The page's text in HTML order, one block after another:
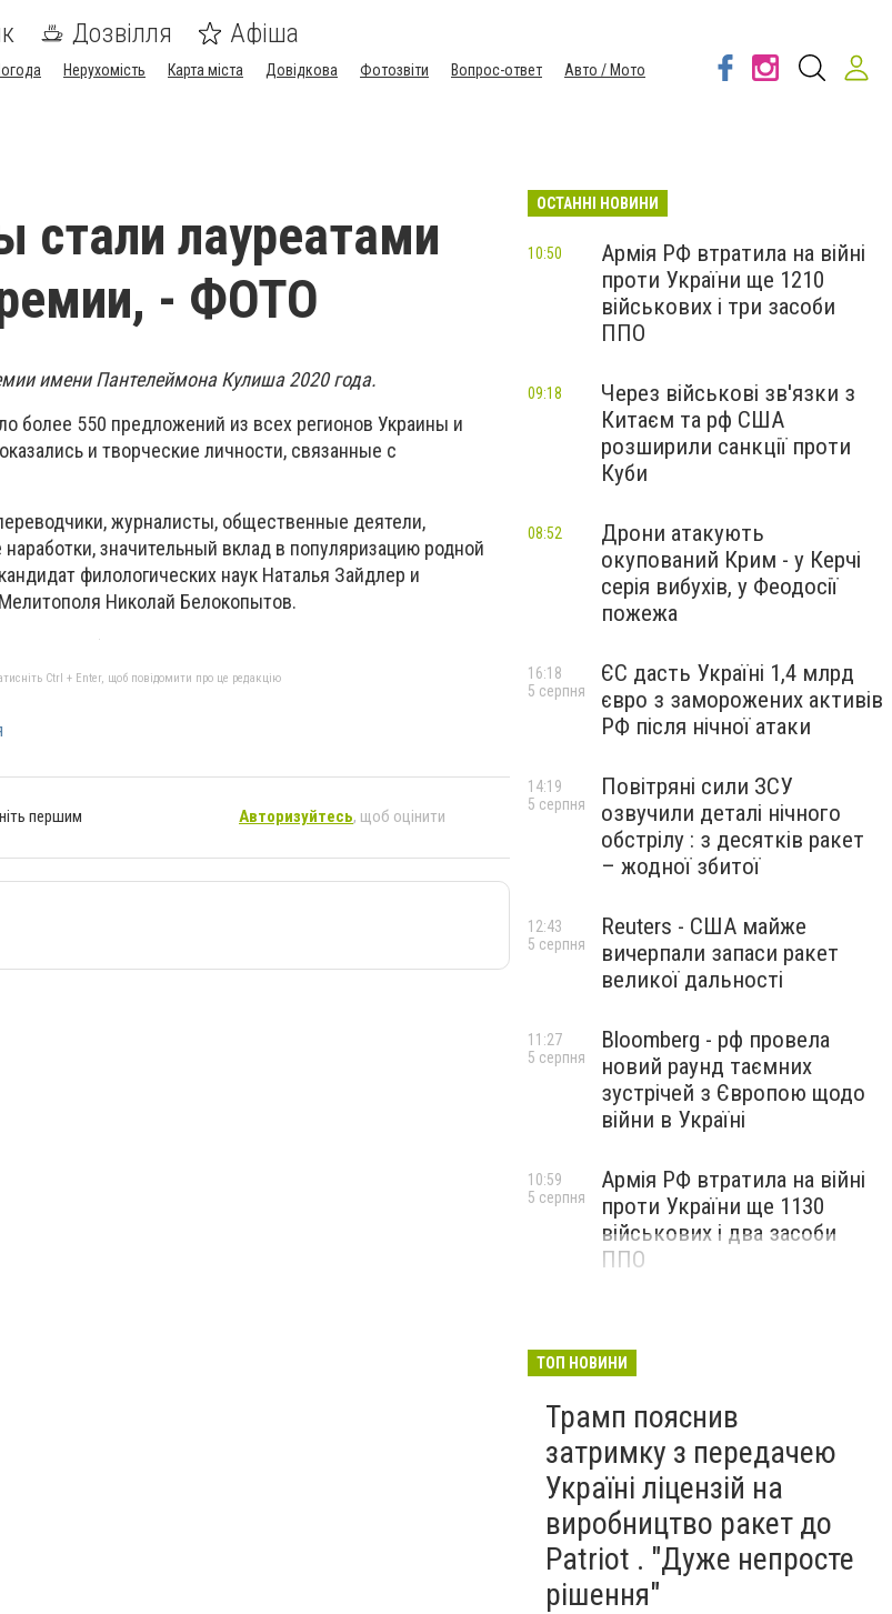
Дозвілля Афіша
Нерухомість Карта міста Довідкова Фотозвіти Вопрос-ответ
Авто / Мото
стали лауреатами
- ФОТО
имени Пантелеймона Кулиша 2020 года.
более 550 предложений из всех регионов Украины и
и творческие личности, связанные с
журналисты, общественные деятели,
значительный вклад в популяризацию родной
филологических наук Наталья Зайдлер и
Николай Белокопытов.
Ctrl + Enter, щоб повідомити про це редакцію
першим Авторизуйтесь, щоб оцінити
ОСТАННІ НОВИНИ
Армія РФ втратила на війні
проти України ще 1210
військових і три засоби
ППО
10:50
Через військові зв'язки з
Китаєм та рф США
розширили санкції проти
Куби
09:18
Дрони атакують
окупований Крим - у Керчі
серія вибухів, у Феодосії
пожежа
08:52
ЄС дасть Україні 1,4 млрд
євро з заморожених активів
РФ після нічної атаки
16:18
5 серпня
Повітряні сили ЗСУ
озвучили деталі нічного
обстрілу : з десятків ракет
– жодної збитої
14:19
5 серпня
Reuters - США майже
вичерпали запаси ракет
великої дальності
12:43
5 серпня
Bloomberg - рф провела
новий раунд таємних
зустрічей з Європою щодо
війни в Україні
11:27
5 серпня
Армія РФ втратила на війні
проти України ще 1130
військових і два засоби
ППО
10:59
5 серпня
ТОП НОВИНИ
Трамп пояснив
затримку з передачею
Україні ліцензій на
виробництво ракет до
Patriot . "Дуже непросте
рішення"